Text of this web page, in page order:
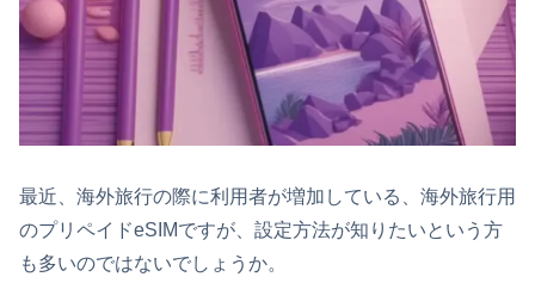
最近、海外旅行の際に利用者が増加している、海外旅行用
のプリペイドeSIMですが、設定方法が知りたいという方
も多いのではないでしょうか。